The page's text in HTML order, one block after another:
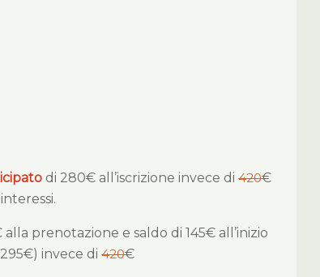
di 280€ all’iscrizione invece di420€
alla prenotazione e saldo di 145€ all’inizio
invece di420€